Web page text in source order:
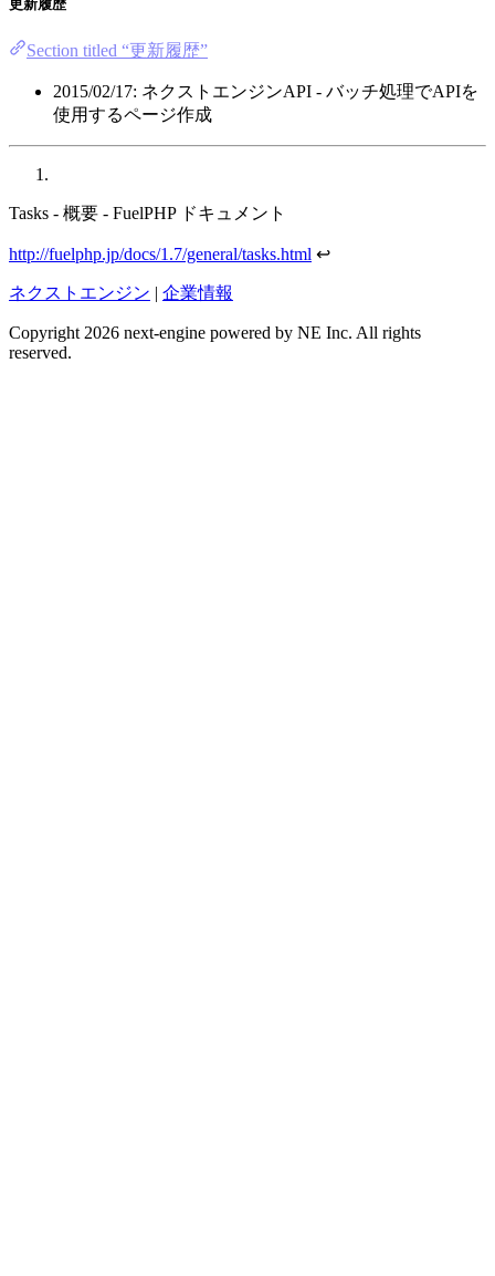
更新履歴
Section titled “更新履歴”
2015/02/17: ネクストエンジンAPI - バッチ処理でAPIを
使用するページ作成
Tasks - 概要 - FuelPHP ドキュメント
http://fuelphp.jp/docs/1.7/general/tasks.html ↩
ネクストエンジン | 企業情報
Copyright 2026 next-engine powered by NE Inc. All rights
reserved.